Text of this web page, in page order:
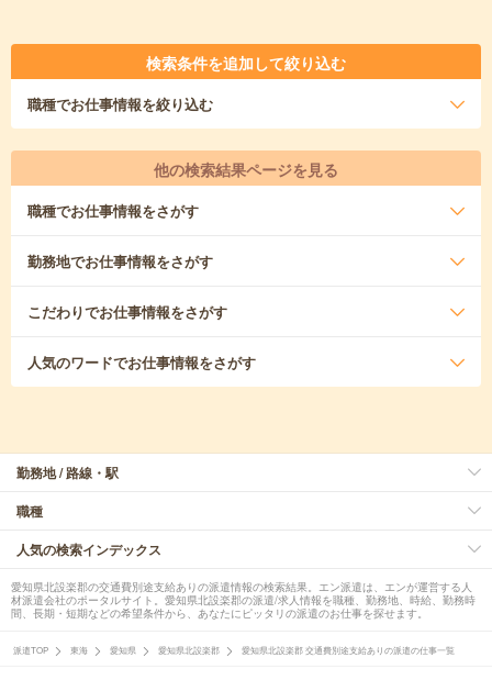
検索条件を追加して絞り込む
職種でお仕事情報を絞り込む
他の検索結果ページを見る
職種でお仕事情報をさがす
勤務地でお仕事情報をさがす
こだわりでお仕事情報をさがす
人気のワードでお仕事情報をさがす
勤務地 / 路線・駅
職種
人気の検索インデックス
愛知県北設楽郡の交通費別途支給ありの派遣情報の検索結果。エン派遣は、エンが運営する人
材派遣会社のポータルサイト。愛知県北設楽郡の派遣/求人情報を職種、勤務地、時給、勤務時
間、長期・短期などの希望条件から、あなたにピッタリの派遣のお仕事を探せます。
派遣TOP 東海 愛知県 愛知県北設楽郡 愛知県北設楽郡 交通費別途支給ありの派遣の仕事一覧